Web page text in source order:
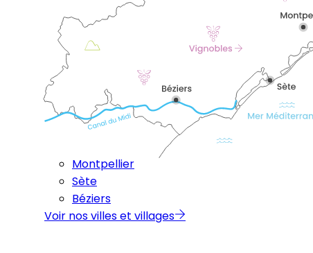
Montpellier
Sète
Béziers
Voir nos villes et villages